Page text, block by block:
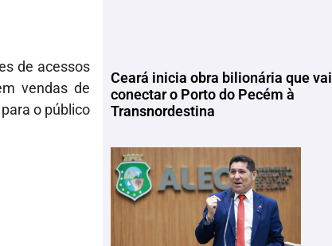
de acessos
vendas de
o público
Ceará inicia obra bilionária que vai
conectar o Porto do Pecém à
Transnordestina